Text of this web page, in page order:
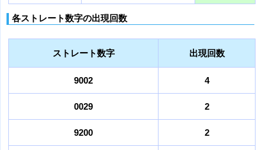
各ストレート数字の出現回数
ストレート数字 出現回数
9002 4
0029 2
9200 2